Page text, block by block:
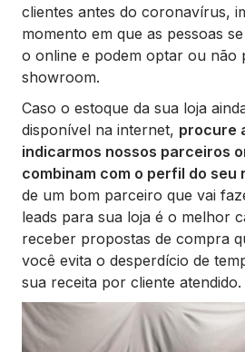
clientes antes do coronavírus,
momento em que as pessoas
o online e podem optar ou não
showroom.
Caso o estoque da sua loja
disponível na internet, procure
indicarmos nossos parceiros
combinam com o perfil do seu
de um bom parceiro que vai
leads para sua loja é o melhor
receber propostas de compra
você evita o desperdício de
sua receita por cliente atendido.